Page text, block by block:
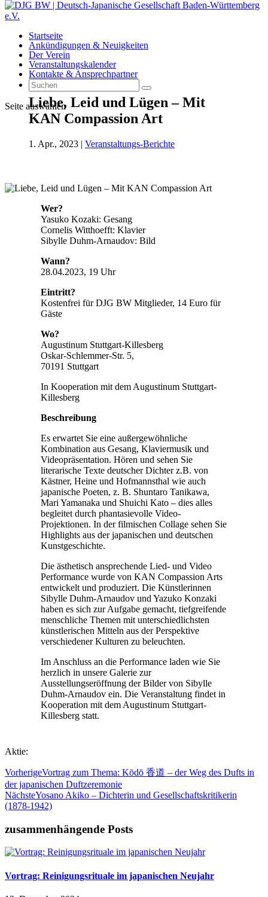
Startseite
Ankündigungen & Neuigkeiten
Der Verein
Veranstaltungskalender
Kontakte & Ansprechpartner
Seite auswählen
Liebe, Leid und Lügen – Mit
KAN Compassion Art
1. Apr., 2023 | Veranstaltungs-Berichte
Wer?
Yasuko Kozaki: Gesang
Cornelis Witthoefft: Klavier
Sibylle Duhm-Arnaudov: Bild
Wann?
28.04.2023, 19 Uhr
Eintritt?
Kostenfrei für DJG BW Mitglieder, 14 Euro für
Gäste
Wo?
Augustinum Stuttgart-Killesberg
Oskar-Schlemmer-Str. 5,
70191 Stuttgart
In Kooperation mit dem Augustinum Stuttgart-
Killesberg
Beschreibung
Es erwartet Sie eine außergewöhnliche
Kombination aus Gesang, Klaviermusik und
Videopräsentation. Hören und sehen Sie
literarische Texte deutscher Dichter z.B. von
Kästner, Heine und Hofmannsthal wie auch
japanische Poeten, z. B. Shuntaro Tanikawa,
Mari Yamanaka und Shuichi Kato – dies alles
begleitet durch phantasievolle Video-
Projektionen. In der filmischen Collage sehen Sie
Highlights aus der japanischen und deutschen
Kunstgeschichte.
Die ästhetisch ansprechende Lied- und Video
Performance wurde von KAN Compassion Arts
entwickelt und produziert. Die Künstlerinnen
Sibylle Duhm-Arnaudov und Yazuko Konzaki
haben es sich zur Aufgabe gemacht, tiefgreifende
menschliche Themen mit unterschiedlichsten
künstlerischen Mitteln aus der Perspektive
verschiedener Kulturen zu beleuchten.
Im Anschluss an die Performance laden wie Sie
herzlich in unsere Galerie zur
Ausstellungseröffnung der Bilder von Sibylle
Duhm-Arnaudov ein. Die Veranstaltung findet in
Kooperation mit dem Augustinum Stuttgart-
Killesberg statt.
Aktie:
VorherigeVortrag zum Thema: Kōdō 香道 – der Weg des Dufts in
der japanischen Duftzeremonie
NächsteYosano Akiko – Dichterin und Gesellschaftskritikerin
(1878-1942)
zusammenhängende Posts
Vortrag: Reinigungsrituale im japanischen Neujahr